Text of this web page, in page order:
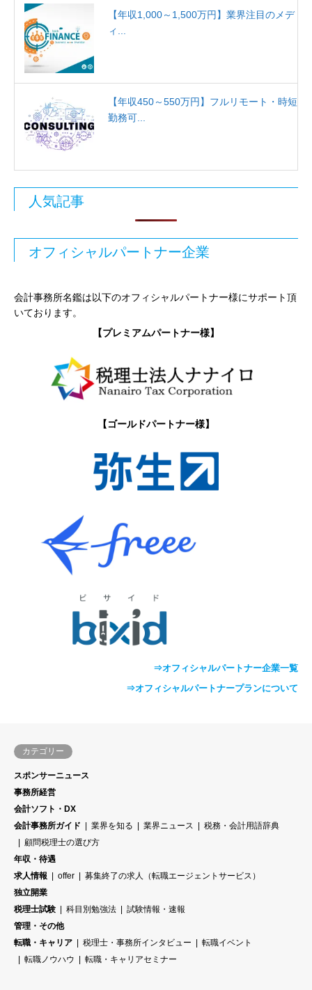
【年収1,000～1,500万円】業界注目のメデ
ィ...
【年収450～550万円】フルリモート・時短
勤務可...
人気記事
オフィシャルパートナー企業
会計事務所名鑑は以下のオフィシャルパートナー様にサポート頂
いております。
【プレミアムパートナー様】
【ゴールドパートナー様】
⇒オフィシャルパートナー企業一覧
⇒オフィシャルパートナープランについて
カテゴリー
スポンサーニュース
事務所経営
会計ソフト・DX
会計事務所ガイド
業界を知る 業界ニュース
税務・会計用語辞典
顧問税理士の選び方
年収・待遇
求人情報
offer
募集終了の求人（転職エージェントサービス）
独立開業
税理士試験
科目別勉強法
試験情報・速報
管理・その他
転職・キャリア
税理士・事務所インタビュー
転職イベント
転職ノウハウ
転職・キャリアセミナー